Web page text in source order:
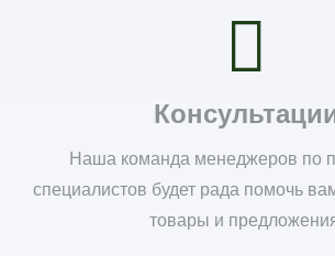
Наша команда менеджеров по
специалистов будет рада помочь
товары и